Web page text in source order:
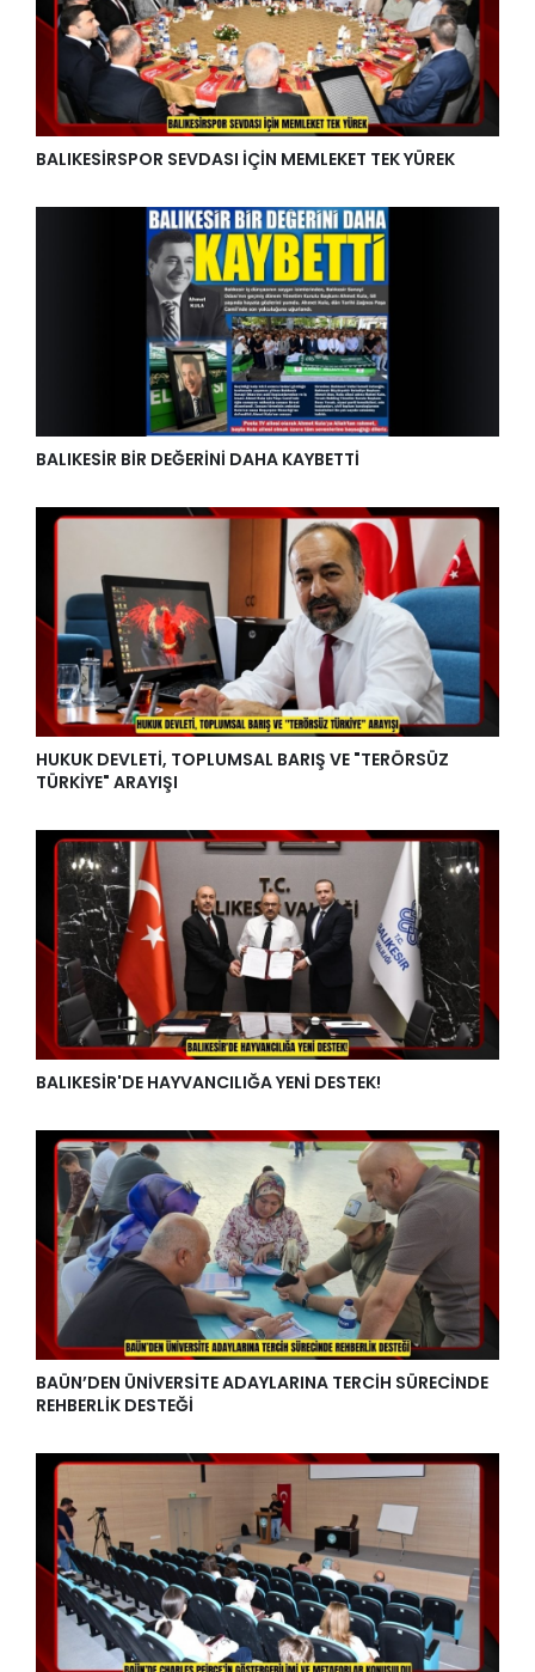
BALIKESİRSPOR SEVDASI İÇİN MEMLEKET TEK YÜREK
BALIKESİR BİR DEĞERİNİ DAHA KAYBETTİ
HUKUK DEVLETİ, TOPLUMSAL BARIŞ VE "TERÖRSÜZ
TÜRKİYE" ARAYIŞI
BALIKESİR'DE HAYVANCILIĞA YENİ DESTEK!
BAÜN’DEN ÜNİVERSİTE ADAYLARINA TERCİH SÜRECİNDE
REHBERLİK DESTEĞİ